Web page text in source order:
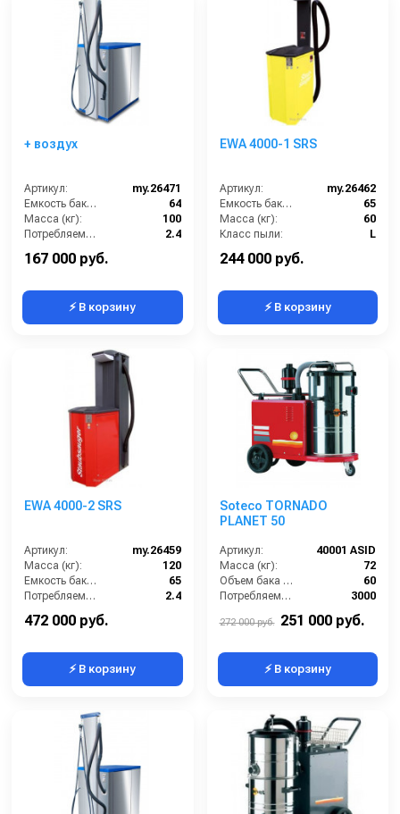
+ воздух
Артикул:
my.26471
Емкость бака для мусора (л):
64
Масса (кг):
100
Потребляемая мощность (кВт):
2.4
167 000 руб.
⚡ В корзину
EWA 4000-1 SRS
Артикул:
my.26462
Емкость бака для мусора (л):
65
Масса (кг):
60
Класс пыли:
L
244 000 руб.
⚡ В корзину
EWA 4000-2 SRS
Артикул:
my.26459
Масса (кг):
120
Емкость бака для мусора (л):
65
Потребляемая мощность (кВт):
2.4
472 000 руб.
⚡ В корзину
Soteco TORNADO
PLANET 50
Артикул:
40001 ASID
Масса (кг):
72
Объем бака (л):
60
Потребляемая мощность (Вт):
3000
272 000 руб. 251 000 руб.
⚡ В корзину